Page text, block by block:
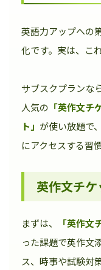
英語力アップへの
化です。実は、こ
サブスクプランな
人気の 「英作文チ
ト」 が使い放題で
にアクセスする習
英作文チケ
まずは、 「英作文
った課題で英作文
ス、時事や試験対